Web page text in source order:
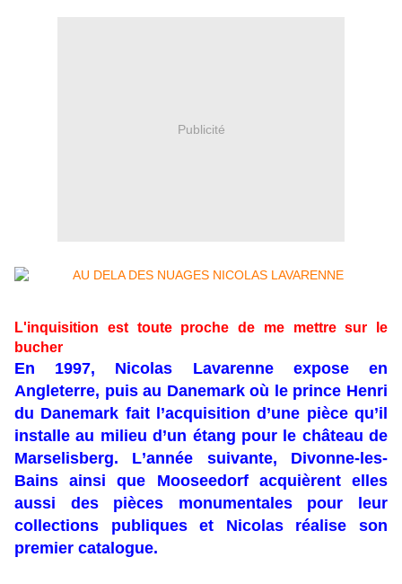
Publicité
L'inquisition est toute proche de me mettre sur le
bucher
En 1997, Nicolas Lavarenne expose en
Angleterre, puis au Danemark où le prince Henri
du Danemark fait l’acquisition d’une pièce qu’il
installe au milieu d’un étang pour le château de
Marselisberg. L’année suivante, Divonne-les-
Bains ainsi que Mooseedorf acquièrent elles
aussi des pièces monumentales pour leur
collections publiques et Nicolas réalise son
premier catalogue.